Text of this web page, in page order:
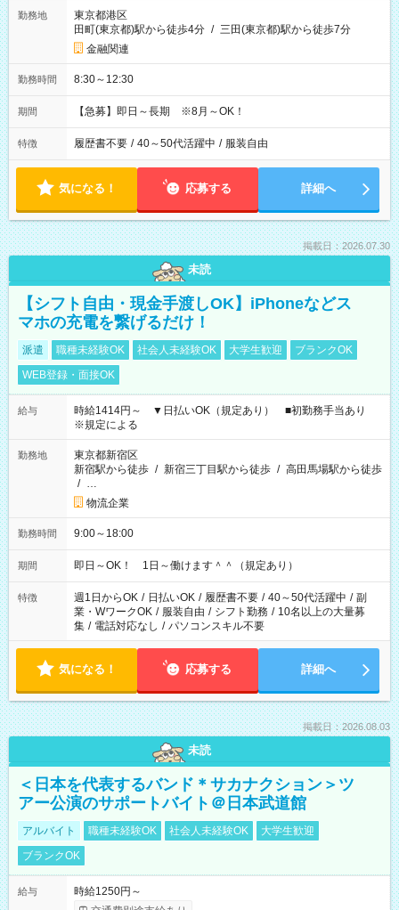
勤務地
東京都港区
田町(東京都)駅から徒歩4分 / 三田(東京都)駅から徒歩7分
金融関連
勤務時間 8:30～12:30
期間 【急募】即日～長期 ※8月～OK！
特徴 履歴書不要 / 40～50代活躍中 / 服装自由
気になる！ 応募する 詳細へ
掲載日：2026.07.30
未読
【シフト自由・現金手渡しOK】iPhoneなどス
マホの充電を繋げるだけ！
派遣 職種未経験OK 社会人未経験OK 大学生歓迎
ブランクOK
WEB登録・面接OK
給与
時給1414円～ ▼日払いOK（規定あり） ■初勤務手当あり
※規定による
勤務地
東京都新宿区
新宿駅から徒歩 / 新宿三丁目駅から徒歩 / 高田馬場駅から徒歩
/ …
物流企業
勤務時間 9:00～18:00
期間 即日～OK！ 1日～働けます＾＾（規定あり）
特徴 週1日からOK / 日払いOK / 履歴書不要 / 40～50代活躍中 / 副
業・WワークOK / 服装自由 / シフト勤務 / 10名以上の大量募
集 / 電話対応なし / パソコンスキル不要
気になる！ 応募する 詳細へ
掲載日：2026.08.03
未読
＜日本を代表するバンド＊サカナクション＞ツ
アー公演のサポートバイト＠日本武道館
アルバイト 職種未経験OK 社会人未経験OK
大学生歓迎
ブランクOK
給与
時給1250円～